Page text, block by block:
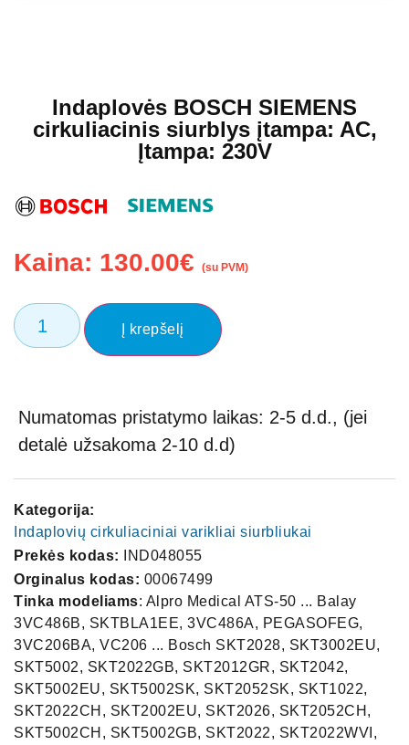
Indaplovės BOSCH SIEMENS
cirkuliacinis siurblys įtampa: AC,
Įtampa: 230V
Kaina: 130.00€ (su PVM)
Į krepšelį
Numatomas pristatymo laikas: 2-5 d.d., (jei
detalė užsakoma 2-10 d.d)
Kategorija:
Indaplovių cirkuliaciniai varikliai siurbliukai
Prekės kodas:
IND048055
Orginalus kodas: 00067499
Tinka modeliams: Alpro Medical ATS-50 ... Balay
3VC486B, SKTBLA1EE, 3VC486A, PEGASOFEG,
3VC206BA, VC206 ... Bosch SKT2028, SKT3002EU,
SKT5002, SKT2022GB, SKT2012GR, SKT2042,
SKT5002EU, SKT5002SK, SKT2052SK, SKT1022,
SKT2022CH, SKT2002EU, SKT2026, SKT2052CH,
SKT5002CH, SKT5002GB, SKT2022, SKT2022WVI,